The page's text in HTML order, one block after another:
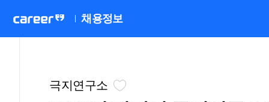
채용정보
극지연구소